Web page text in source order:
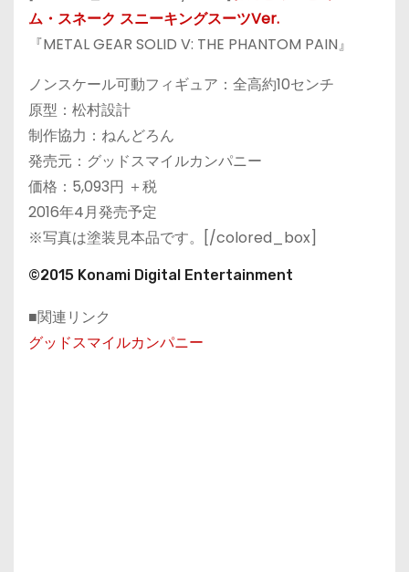
ム・スネーク スニーキングスーツVer.
『METAL GEAR SOLID V: THE PHANTOM PAIN』
ノンスケール可動フィギュア：全高約10センチ
原型：松村設計
制作協力：ねんどろん
発売元：グッドスマイルカンパニー
価格：5,093円 ＋税
2016年4月発売予定
※写真は塗装見本品です。[/colored_box]
©2015 Konami Digital Entertainment
■関連リンク
グッドスマイルカンパニー